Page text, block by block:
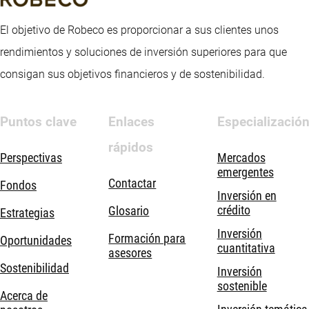
El objetivo de Robeco es proporcionar a sus clientes unos
rendimientos y soluciones de inversión superiores para que
consigan sus objetivos financieros y de sostenibilidad.
Puntos clave
Perspectivas
Fondos
Estrategias
Oportunidades
Sostenibilidad
Acerca de
Enlaces
rápidos
Contactar
Glosario
Formación para
asesores
Especialización
Mercados
emergentes
Inversión en
crédito
Inversión
cuantitativa
Inversión
sostenible